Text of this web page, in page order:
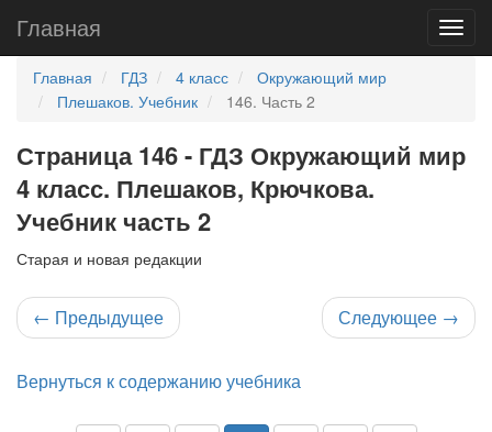
Главная
Главная ГДЗ 4 класс
Окружающий мир
Плешаков. Учебник
146. Часть 2
Страница 146 - ГДЗ Окружающий мир
4 класс. Плешаков, Крючкова.
Учебник часть 2
Старая и новая редакции
← Предыдущее Следующее →
Вернуться к содержанию учебника